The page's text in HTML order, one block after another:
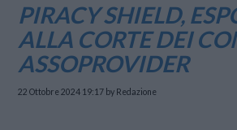
PIRACY SHIELD,
ALLA CORTE DEI
ASSOPROVIDER
22 Ottobre 2024 19:17 by Redazione